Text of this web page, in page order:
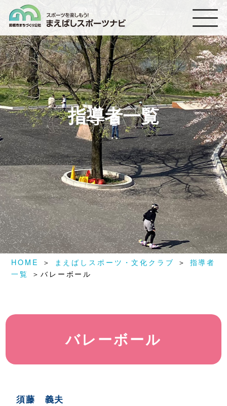
まえばしスポーツナビ
指導者一覧
HOME ＞ まえばしスポーツ・文化クラブ ＞ 指導者
一覧
＞バレーボール
バレーボール
須藤 義夫